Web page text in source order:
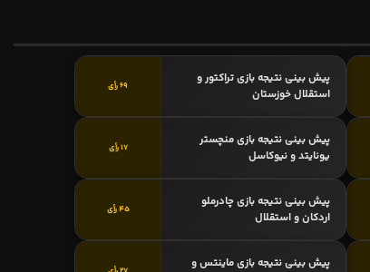
پیش بینی نتیجه بازی تراکتور و
استقلال خوزستان
69 رأی
پیش بینی نتیجه بازی منچستر
یونایتد و نیوکاسل
17 رأی
پیش بینی نتیجه بازی چادرملو
اردکان و استقلال
45 رأی
پیش بینی نتیجه بازی ماینتس و